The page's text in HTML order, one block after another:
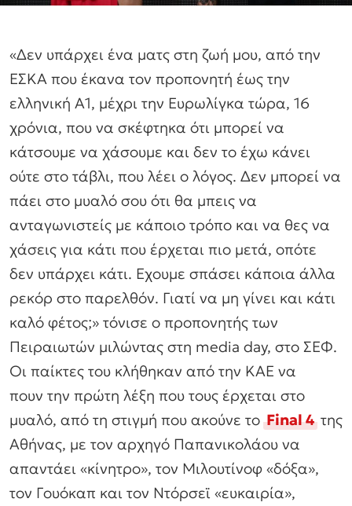
«Δεν υπάρχει ένα ματς στη ζωή μου, από την
ΕΣΚΑ που έκανα τον προπονητή έως την
ελληνική Α1, μέχρι την Ευρωλίγκα τώρα, 16
χρόνια, που να σκέφτηκα ότι μπορεί να
κάτσουμε να χάσουμε και δεν το έχω κάνει
ούτε στο τάβλι, που λέει ο λόγος. Δεν μπορεί να
πάει στο μυαλό σου ότι θα μπεις να
ανταγωνιστείς με κάποιο τρόπο και να θες να
χάσεις για κάτι που έρχεται πιο μετά, οπότε
δεν υπάρχει κάτι. Εχουμε σπάσει κάποια άλλα
ρεκόρ στο παρελθόν. Γιατί να μη γίνει και κάτι
καλό φέτος;» τόνισε ο προπονητής των
Πειραιωτών μιλώντας στη media day, στο ΣΕΦ.
Οι παίκτες του κλήθηκαν από την ΚΑΕ να
πουν την πρώτη λέξη που τους έρχεται στο
μυαλό, από τη στιγμή που ακούνε τοFinal 4της
Αθήνας, με τον αρχηγό Παπανικολάου να
απαντάει «κίνητρο», τον Μιλουτίνοφ «δόξα»,
τον Γουόκαπ και τον Ντόρσεϊ «ευκαιρία»,